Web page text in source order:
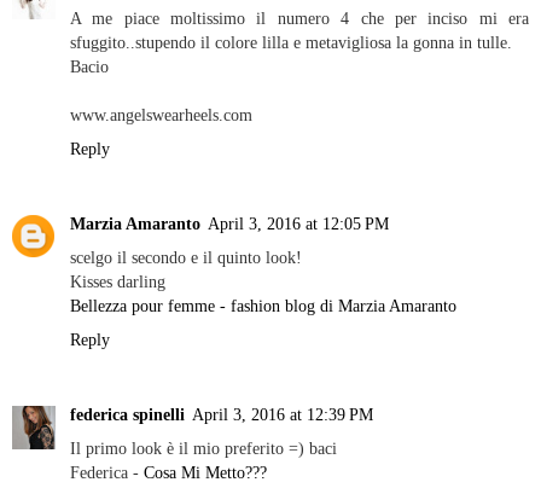
A me piace moltissimo il numero 4 che per inciso mi era
sfuggito..stupendo il colore lilla e metavigliosa la gonna in tulle.
Bacio
www.angelswearheels.com
Reply
Marzia Amaranto April 3, 2016 at 12:05 PM
scelgo il secondo e il quinto look!
Kisses darling
Bellezza pour femme - fashion blog di Marzia Amaranto
Reply
federica spinelli April 3, 2016 at 12:39 PM
Il primo look è il mio preferito =) baci
Federica - Cosa Mi Metto???